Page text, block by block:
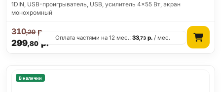
1DIN, USB-проигрыватель, USB, усилитель 4x55 Вт, экран
монохромный
299,80р.
310,29р.
Оплата частями на 12 мес.:33,73 р. / мес.
В наличии